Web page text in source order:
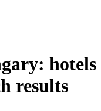
results